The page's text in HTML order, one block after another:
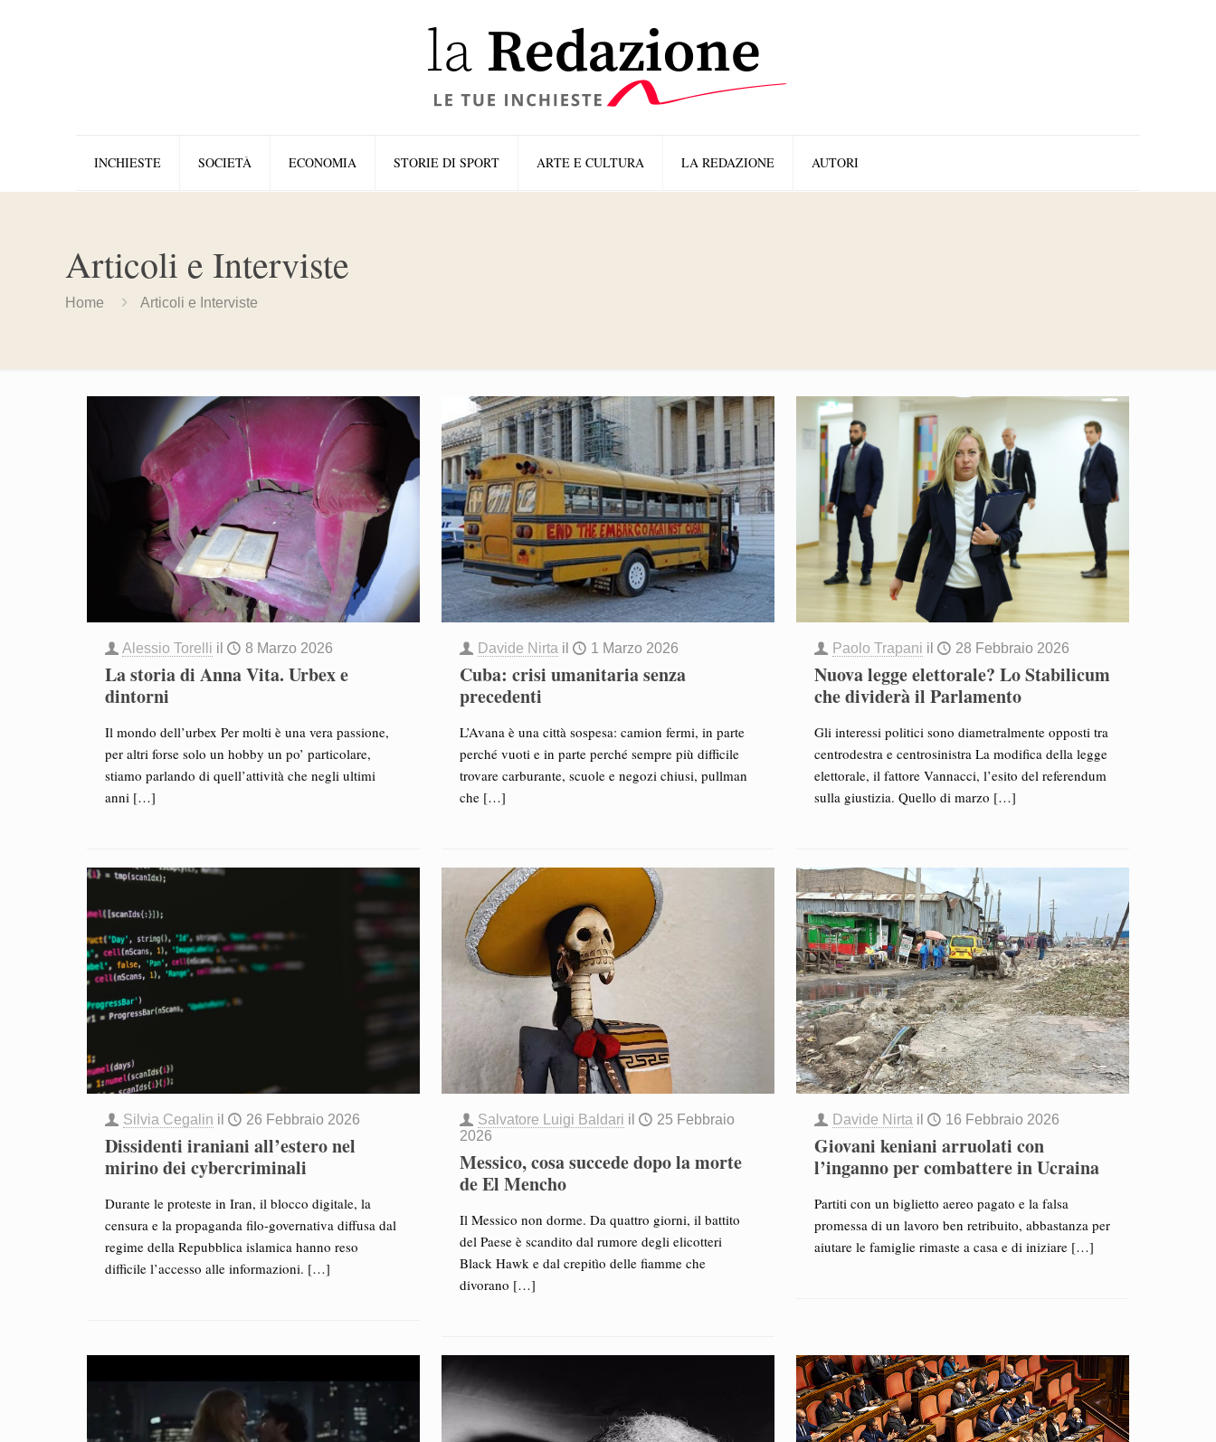
INCHIESTE SOCIETÀ ECONOMIA STORIE DI SPORT ARTE E CULTURA LA REDAZIONE AUTORI
Articoli e Interviste
Home Articoli e Interviste
Alessio Torelli il 8 Marzo 2026
La storia di Anna Vita. Urbex e
dintorni
Il mondo dell’urbex Per molti è una vera passione,
per altri forse solo un hobby un po’ particolare,
stiamo parlando di quell’attività che negli ultimi
anni[…]
Davide Nirta il 1 Marzo 2026
Cuba: crisi umanitaria senza
precedenti
L’Avana è una città sospesa: camion fermi, in parte
perché vuoti e in parte perché sempre più difficile
trovare carburante, scuole e negozi chiusi, pullman
che[…]
Paolo Trapani il 28 Febbraio 2026
Nuova legge elettorale? Lo Stabilicum
che dividerà il Parlamento
Gli interessi politici sono diametralmente opposti tra
centrodestra e centrosinistra La modifica della legge
elettorale, il fattore Vannacci, l’esito del referendum
sulla giustizia. Quello di marzo […]
Silvia Cegalin il 26 Febbraio 2026
Dissidenti iraniani all’estero nel
mirino dei cybercriminali
Durante le proteste in Iran, il blocco digitale, la
censura e la propaganda filo-governativa diffusa dal
regime della Repubblica islamica hanno reso
difficile l’accesso alle informazioni. […]
Salvatore Luigi Baldari il
25 Febbraio
2026
Messico, cosa succede dopo la morte
de El Mencho
Il Messico non dorme. Da quattro giorni, il battito
del Paese è scandito dal rumore degli elicotteri
Black Hawk e dal crepitìo delle fiamme che
divorano […]
Davide Nirta il 16 Febbraio 2026
Giovani keniani arruolati con
l’inganno per combattere in Ucraina
Partiti con un biglietto aereo pagato e la falsa
promessa di un lavoro ben retribuito, abbastanza per
aiutare le famiglie rimaste a casa e di iniziare[…]